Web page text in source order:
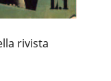
rivista